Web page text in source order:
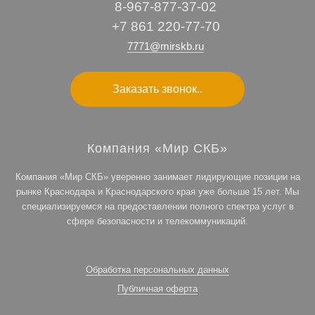
8-967-877-37-02
+7 861 220-77-70
7771@mirskb.ru
Заказать звонок..
Компания «Мир СКБ»
Компания «Мир СКБ» уверенно занимает лидирующие позиции на
рынке Краснодара и Краснодарского края уже больше 15 лет. Мы
специализируемся на предоставлении полного спектра услуг в
сфере безопасности и телекоммуникаций.
Обработка персональных данных
Публичная оферта